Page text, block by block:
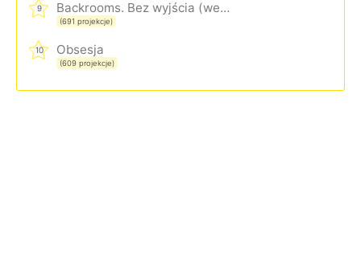
9 Backrooms. Bez wyjścia (wersja rozszerzona)
(691 projekcje)
10 Obsesja
(609 projekcje)